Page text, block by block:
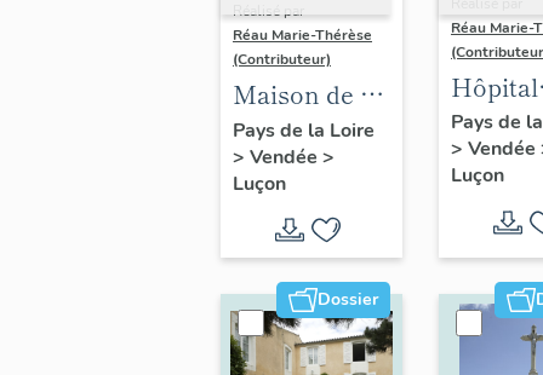
Réalisé par
Réau Marie-Thérèse
(Contributeur)
Maison de la
Sainte-Croix,
6 rue
Millesouris
Pays de la Loire
> Vendée >
Luçon
Réau Marie-
Hôpital
de
Pays de
> Vendée
Luçon
Dossier